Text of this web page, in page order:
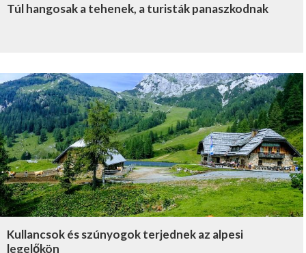
Túl hangosak a tehenek, a turisták panaszkodnak
Kullancsok és szúnyogok terjednek az alpesi
legelőkön